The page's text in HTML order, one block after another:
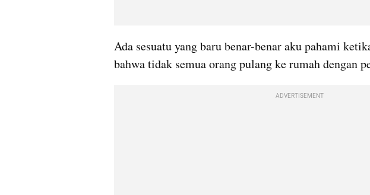
Ada sesuatu yang baru benar-benar aku pahami
bahwa tidak semua orang pulang ke rumah dengan
ADVERTISEMENT